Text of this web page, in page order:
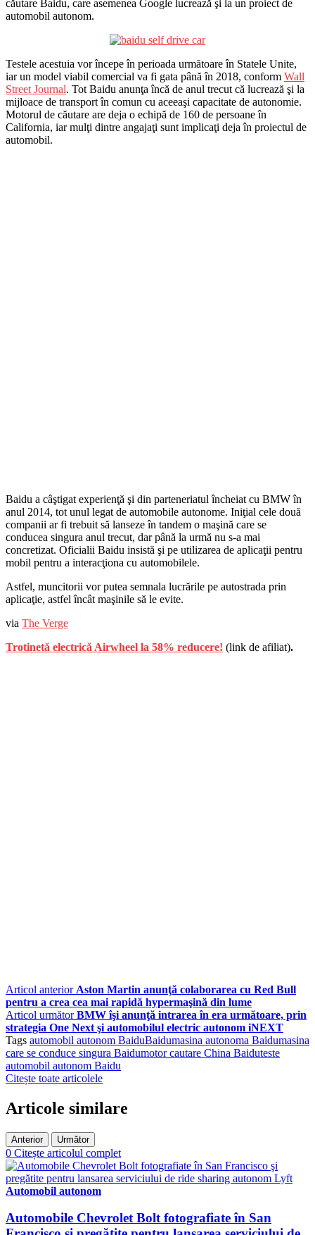
căutare Baidu, care asemenea Google lucrează şi la un proiect de
automobil autonom.
Testele acestuia vor începe în perioada următoare în Statele Unite,
iar un model viabil comercial va fi gata până în 2018, conform Wall
Street Journal. Tot Baidu anunţa încă de anul trecut că lucrează şi la
mijloace de transport în comun cu aceeaşi capacitate de autonomie.
Motorul de căutare are deja o echipă de 160 de persoane în
California, iar mulţi dintre angajaţi sunt implicaţi deja în proiectul de
automobil.
Baidu a câştigat experienţă şi din parteneriatul încheiat cu BMW în
anul 2014, tot unul legat de automobile autonome. Iniţial cele două
companii ar fi trebuit să lanseze în tandem o maşină care se
conducea singura anul trecut, dar până la urmă nu s-a mai
concretizat. Oficialii Baidu insistă şi pe utilizarea de aplicaţii pentru
mobil pentru a interacţiona cu automobilele.
Astfel, muncitorii vor putea semnala lucrările pe autostrada prin
aplicaţie, astfel încât maşinile să le evite.
via The Verge
Trotinetă electrică Airwheel la 58% reducere! (link de afiliat).
Articol anterior Aston Martin anunţă colaborarea cu Red Bull
pentru a crea cea mai rapidă hypermaşină din lume
Articol următor BMW îşi anunţă intrarea în era următoare, prin
strategia One Next şi automobilul electric autonom iNEXT
Tags automobil autonom BaiduBaidumasina autonoma Baidumasina
care se conduce singura Baidumotor cautare China Baiduteste
automobil autonom Baidu
Citește toate articolele
Articole similare
Anterior Următor
0 Citește articolul complet
Automobil autonom
Automobile Chevrolet Bolt fotografiate în San